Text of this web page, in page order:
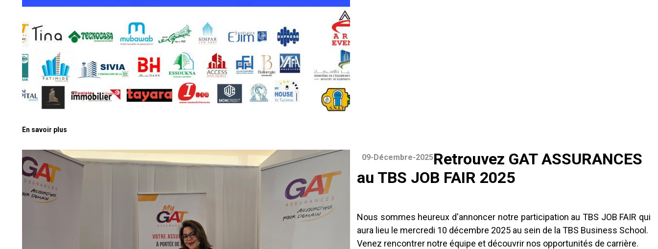
En savoir plus
09-Décembre-2025Retrouvez GAT ASSURANCES
au TBS JOB FAIR 2025
Nous sommes heureux d'annoncer notre participation au TBS JOB FAIR qui
aura lieu le mercredi 10 décembre 2025 au sein de la TBS Business School.
Venez rencontrer notre équipe et découvrir nos opportunités de carrière.